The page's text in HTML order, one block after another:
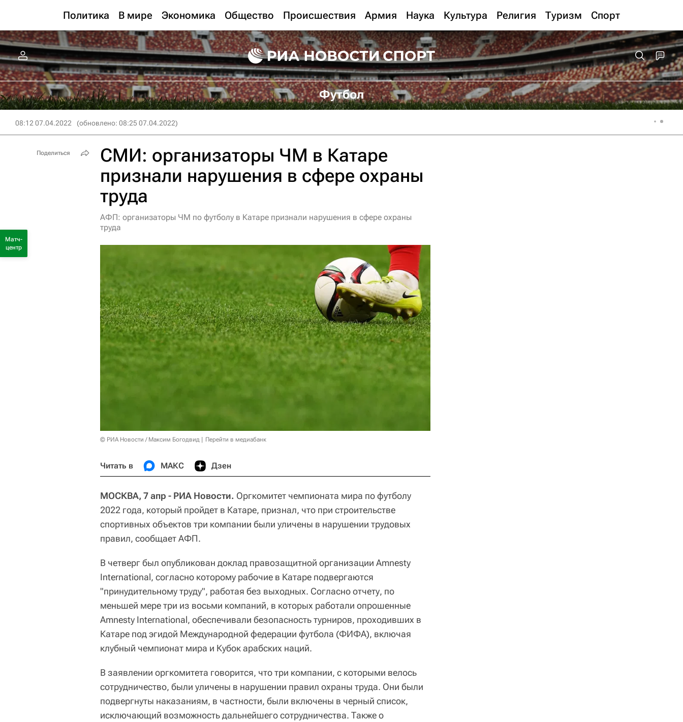
Политика В мире Экономика Общество Происшествия Армия Наука Культура Религия Туризм Спорт
Футбол
08:12 07.04.2022 (обновлено: 08:25 07.04.2022)
СМИ: организаторы ЧМ в Катаре
признали нарушения в сфере охраны
труда
АФП: организаторы ЧМ по футболу в Катаре признали нарушения в сфере охраны
труда
© РИА Новости / Максим Богодвид Перейти в медиабанк
Читать в МАКС Дзен
МОСКВА, 7 апр - РИА Новости. Оргкомитет чемпионата мира по футболу
2022 года, который пройдет в Катаре, признал, что при строительстве
спортивных объектов три компании были уличены в нарушении трудовых
правил, сообщает АФП.
В четверг был опубликован доклад правозащитной организации Amnesty
International, согласно которому рабочие в Катаре подвергаются
"принудительному труду", работая без выходных. Согласно отчету, по
меньшей мере три из восьми компаний, в которых работали опрошенные
Amnesty International, обеспечивали безопасность турниров, проходивших в
Катаре под эгидой Международной федерации футбола (ФИФА), включая
клубный чемпионат мира и Кубок арабских наций.
В заявлении оргкомитета говорится, что три компании, с которыми велось
сотрудничество, были уличены в нарушении правил охраны труда. Они были
подвергнуты наказаниям, в частности, были включены в черный список,
исключающий возможность дальнейшего сотрудничества. Также о
Поделиться
Матч-
центр